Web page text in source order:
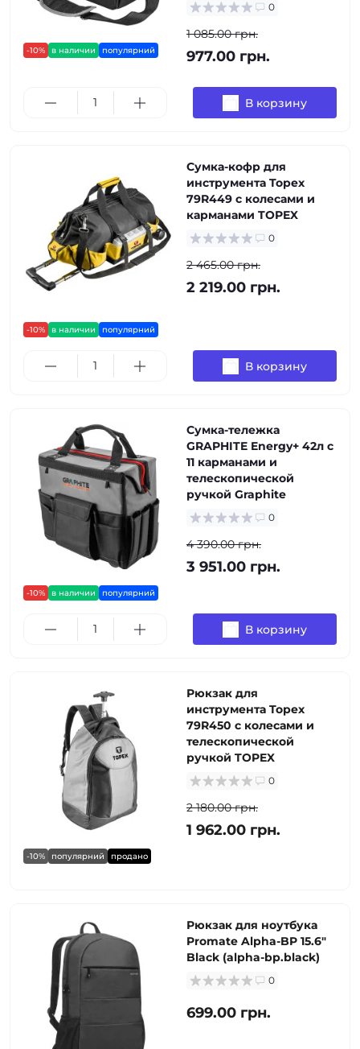
-10% в наличии популярний
0
1 085.00 грн.
977.00 грн.
В корзину
-10% в наличии популярний
Сумка-кофр для
инструмента Topex
79R449 с колесами и
карманами TOPEX
0
2 465.00 грн.
2 219.00 грн.
В корзину
-10% в наличии популярний
Сумка-тележка
GRAPHITE Energy+ 42л с
11 карманами и
телескопической
ручкой Graphite
0
4 390.00 грн.
3 951.00 грн.
В корзину
-10% популярний продано
Рюкзак для
инструмента Topex
79R450 с колесами и
телескопической
ручкой TOPEX
0
2 180.00 грн.
1 962.00 грн.
Рюкзак для ноутбука
Promate Alpha-BP 15.6"
Black (alpha-bp.black)
0
699.00 грн.